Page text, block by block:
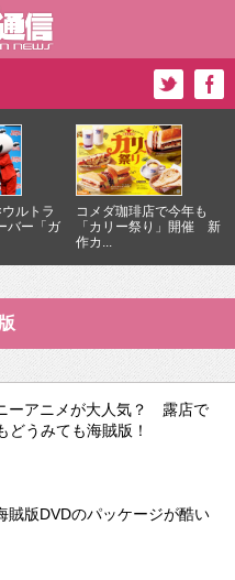
ルトラ
バー「ガ
コメダ珈琲店で今年も
「カリー祭り」開催 新
作カ...
ーアニメが大人気？ 露店で
どうみても海賊版！
賊版DVDのパッケージが酷い